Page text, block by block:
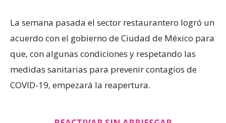
La semana pasada el sector restaurantero logró un
acuerdo con el gobierno de Ciudad de México para
que, con algunas condiciones y respetando las
medidas sanitarias para prevenir contagios de
COVID-19, empezará la reapertura.